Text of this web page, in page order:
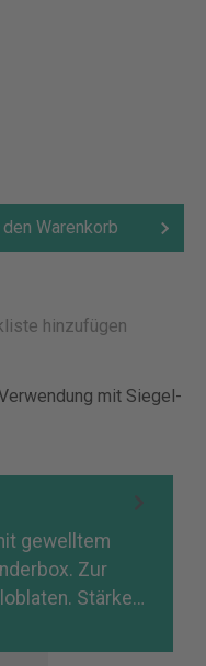
den Warenkorb
hinzufügen
mit Siegel-
gewelltem
Zur
Stärke…